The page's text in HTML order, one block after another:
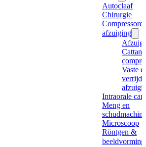
Autoclaaf
Chirurgie
afzuiging
Cattani
Vaste
Intraorale
Meng en
Microscoop
Röntgen &
beeldvorming